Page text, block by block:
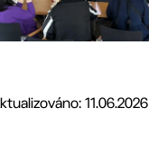
11.06.2026